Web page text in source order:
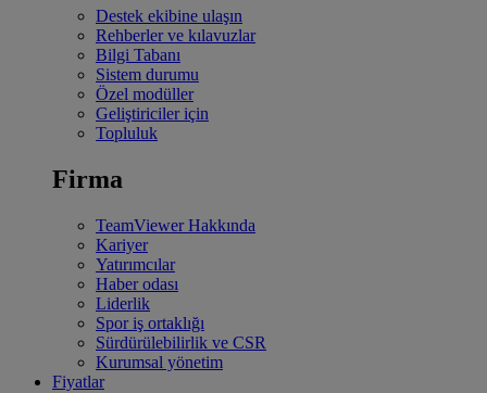
Destek ekibine ulaşın
Rehberler ve kılavuzlar
Bilgi Tabanı
Sistem durumu
Özel modüller
Geliştiriciler için
Topluluk
Firma
TeamViewer Hakkında
Kariyer
Yatırımcılar
Haber odası
Liderlik
Spor iş ortaklığı
Sürdürülebilirlik ve CSR
Kurumsal yönetim
Fiyatlar